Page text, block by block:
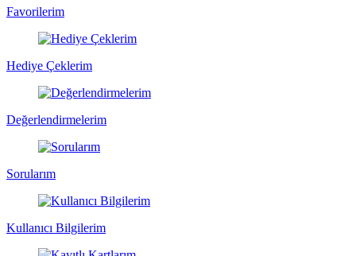
Favorilerim
Hediye Çeklerim
Değerlendirmelerim
Sorularım
Kullanıcı Bilgilerim